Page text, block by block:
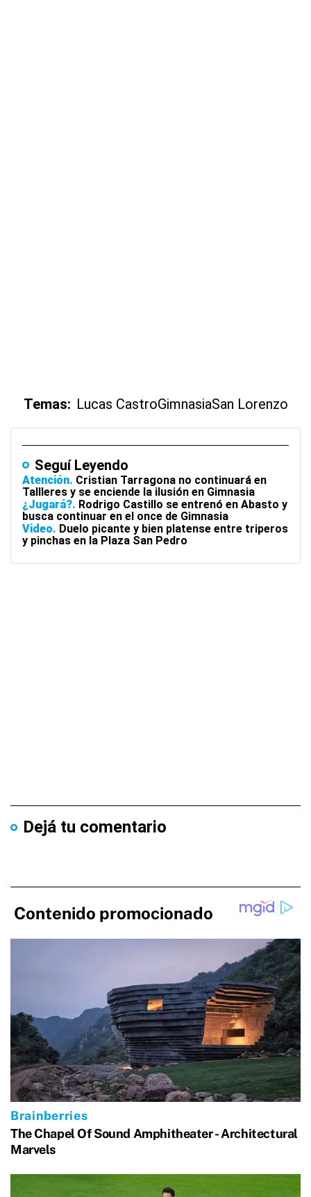
Temas: Lucas CastroGimnasiaSan Lorenzo
Seguí Leyendo
Atención Cristian Tarragona no continuará en
Tallleres y se enciende la ilusión en Gimnasia
¿Jugará?
Rodrigo Castillo se entrenó en Abasto y
busca continuar en el once de Gimnasia
Video
Duelo picante y bien platense entre triperos
y pinchas en la Plaza San Pedro
Dejá tu comentario